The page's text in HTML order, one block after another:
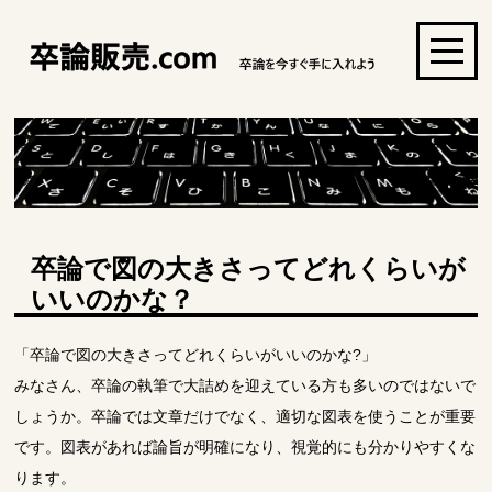
卒論で図の大きさってどれくらいが
いいのかな？
「卒論で図の大きさってどれくらいがいいのかな?」
みなさん、卒論の執筆で大詰めを迎えている方も多いのではないで
しょうか。卒論では文章だけでなく、適切な図表を使うことが重要
です。図表があれば論旨が明確になり、視覚的にも分かりやすくな
ります。